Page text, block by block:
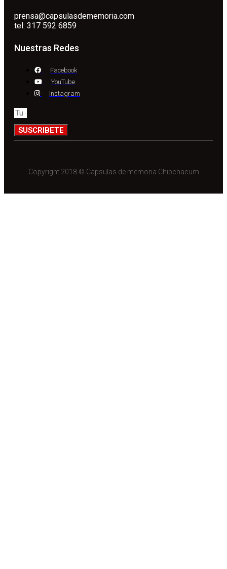
prensa@capsulasdememoria.com
tel: 317 592 6859
Nuestras Redes
Facebook
YouTube
Instagram
SUSCRIBETE
Copyright 2018 © Capsulas de memoria Chibchacum